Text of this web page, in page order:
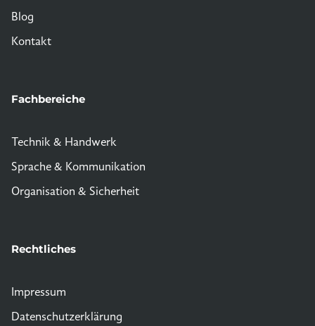
Blog
Kontakt
Fachbereiche
Technik & Handwerk
Sprache & Kommunikation
Organisation & Sicherheit
Rechtliches
Impressum
Datenschutzerklärung